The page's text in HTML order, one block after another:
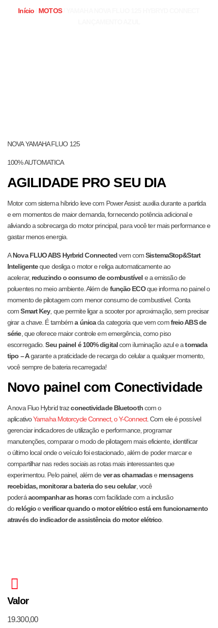
Início/ MOTOS/ YAMAHA NOVA FLUO 125 HYBRYD CONNECT
NOVA YAMAHA FLUO 125
100% AUTOMATICA
AGILIDADE PRO SEU DIA
Motor com sistema híbrido leve com Power Assist: auxilia durante a partida
e em momentos de maior demanda, fornecendo potência adicional e
aliviando a sobrecarga do motor principal, para você ter mais performance e
gastar menos energia.
ANova FLUO ABS Hyrbrid Connectedvem comSistemaStop&Start
Inteligenteque desliga o motor e religa automaticamente ao
acelerar, reduzindo o consumo de combustível e a emissão de
poluentes no meio ambiente. Além de função ECOque informa no painelo
momento de pilotagem com menor consumo de combustível. Conta
comSmart Key, que permite ligar a scooter por aproximação, sem precisar
girar a chave. É tambéma únicada categoria que vem comfreio ABS de
série, que oferece maior controle em emergência, como piso
escorregadio.Seu painel é 100% digitalcom iluminação azul e atomada
tipo – Agarante a praticidade de recarga do celular a qualquer momento,
você sempre de bateria recarregada!
Novo painel com Conectividade
A nova Fluo Hybrid trazconectividade Bluetoothcom o
aplicativoYamaha Motorcycle Connect, o Y-Connect. Com ele é possível
gerenciar indicadores de utilização e performance, programar
manutenções, comparar o modo de pilotagem mais eficiente, identificar
oúltimo local onde o veículo foi estacionado, além de poder marcar e
compartilhar nas redes sociais as rotas mais interessantes que
experimentou. Pelo painel, além de ver as chamadase mensagens
recebidas, monitorar a bateria do seu celular, você
poderáacompanhar as horascom facilidade com a inclusão
dorelógioeverificar quando o motor elétrico está em funcionamento
através do indicador de assistência do motor elétrico
Valor
19.300,00